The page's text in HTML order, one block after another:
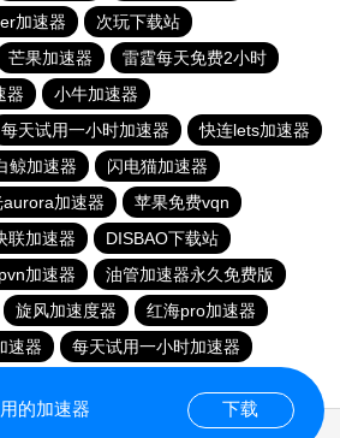
加速器
次玩下载站
芒果加速器
雷霆每天免费2小时
器
小牛加速器
每天试用一小时加速器
快连lets加速器
鲸加速器
闪电猫加速器
aurora加速器
苹果免费vqn
联加速器
DISBAO下载站
加速器
油管加速器永久免费版
旋风加速度器
红海pro加速器
速器
每天试用一小时加速器
的加速器 下载